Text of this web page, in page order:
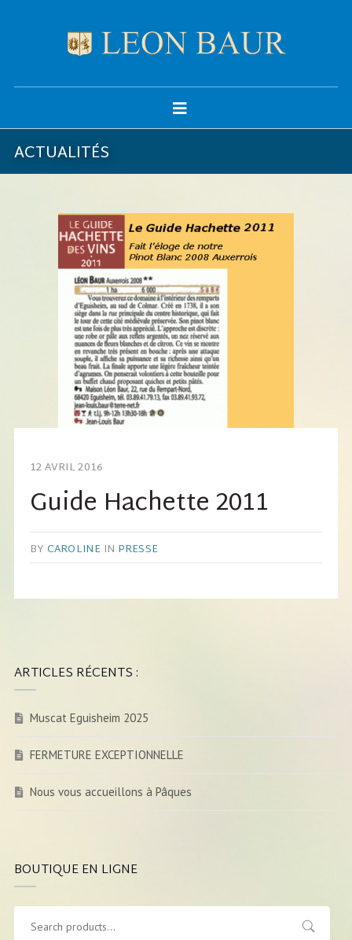
ACTUALITÉS
12 AVRIL 2016
Guide Hachette 2011
BY CAROLINE IN PRESSE
ARTICLES RÉCENTS :
Muscat Eguisheim 2025
FERMETURE EXCEPTIONNELLE
Nous vous accueillons à Pâques
BOUTIQUE EN LIGNE